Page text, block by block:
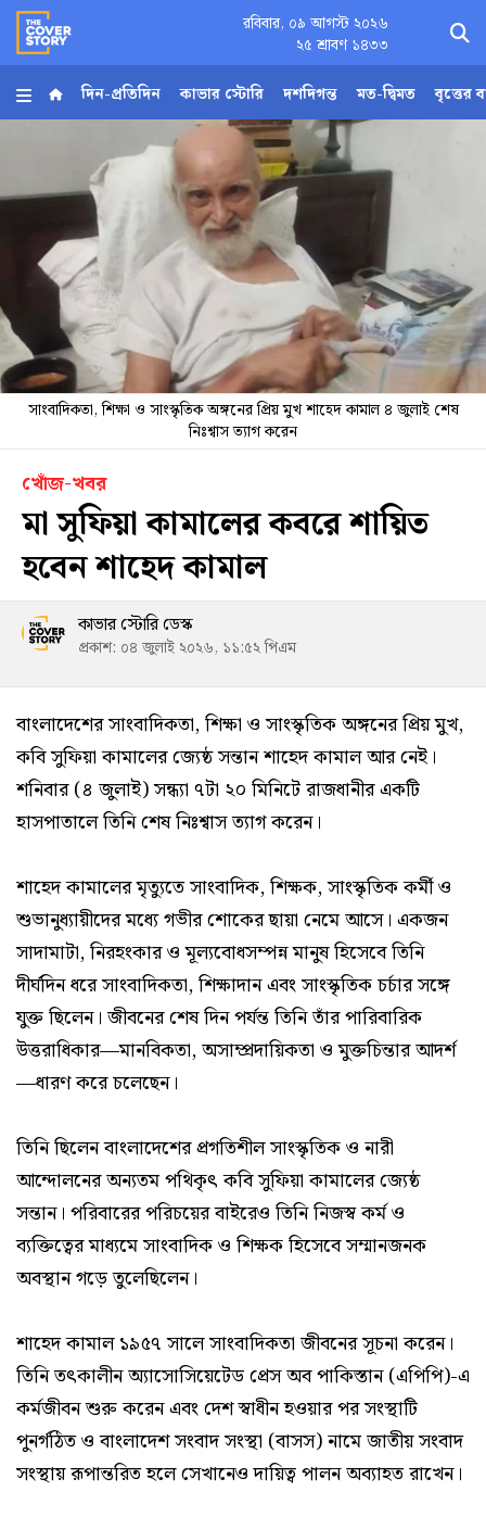
রবিবার, ০৯ আগস্ট ২০২৬
২৫ শ্রাবণ ১৪৩৩
হোম
আর্কাইভ
কনভার্টার
Follow
Us
দিন-প্রতিদিন কাভার স্টোরি দশদিগন্ত মত-দ্বিমত বৃত্তের
সাংবাদিকতা, শিক্ষা ও সাংস্কৃতিক অঙ্গনের প্রিয় মুখ শাহেদ কামাল ৪ জুলাই শেষ
নিঃশ্বাস ত্যাগ করেন
খোঁজ-খবর
মা সুফিয়া কামালের কবরে শায়িত
হবেন শাহেদ কামাল
কাভার স্টোরি ডেস্ক
প্রকাশ: ০৪ জুলাই ২০২৬, ১১:৫২ পিএম
বাংলাদেশের সাংবাদিকতা, শিক্ষা ও সাংস্কৃতিক অঙ্গনের প্রিয় মুখ,
কবি সুফিয়া কামালের জ্যেষ্ঠ সন্তান শাহেদ কামাল আর নেই।
শনিবার (৪ জুলাই) সন্ধ্যা ৭টা ২০ মিনিটে রাজধানীর একটি
হাসপাতালে তিনি শেষ নিঃশ্বাস ত্যাগ করেন।
শাহেদ কামালের মৃত্যুতে সাংবাদিক, শিক্ষক, সাংস্কৃতিক কর্মী ও
শুভানুধ্যায়ীদের মধ্যে গভীর শোকের ছায়া নেমে আসে। একজন
সাদামাটা, নিরহংকার ও মূল্যবোধসম্পন্ন মানুষ হিসেবে তিনি
দীর্ঘদিন ধরে সাংবাদিকতা, শিক্ষাদান এবং সাংস্কৃতিক চর্চার সঙ্গে
যুক্ত ছিলেন। জীবনের শেষ দিন পর্যন্ত তিনি তাঁর পারিবারিক
উত্তরাধিকার—মানবিকতা, অসাম্প্রদায়িকতা ও মুক্তচিন্তার আদর্শ
—ধারণ করে চলেছেন।
তিনি ছিলেন বাংলাদেশের প্রগতিশীল সাংস্কৃতিক ও নারী
আন্দোলনের অন্যতম পথিকৃৎ কবি সুফিয়া কামালের জ্যেষ্ঠ
সন্তান। পরিবারের পরিচয়ের বাইরেও তিনি নিজস্ব কর্ম ও
ব্যক্তিত্বের মাধ্যমে সাংবাদিক ও শিক্ষক হিসেবে সম্মানজনক
অবস্থান গড়ে তুলেছিলেন।
শাহেদ কামাল ১৯৫৭ সালে সাংবাদিকতা জীবনের সূচনা করেন।
তিনি তৎকালীন অ্যাসোসিয়েটেড প্রেস অব পাকিস্তান (এপিপি)-এ
কর্মজীবন শুরু করেন এবং দেশ স্বাধীন হওয়ার পর সংস্থাটি
পুনর্গঠিত ও বাংলাদেশ সংবাদ সংস্থা (বাসস) নামে জাতীয় সংবাদ
সংস্থায় রূপান্তরিত হলে সেখানেও দায়িত্ব পালন অব্যাহত রাখেন।